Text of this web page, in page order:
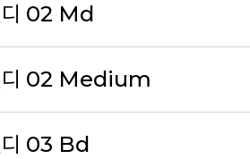
02 Md
디 02 Medium
03 Bd